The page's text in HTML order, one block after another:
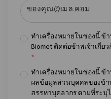
ทำเครื่องหมายในช่องนี้ ข้
Biomet ติดต่อข้าพเจ้าเกี่ย
*
ทำเครื่องหมายในช่องนี้ ข้
ผลข้อมูลส่วนบุคคลของข้า
สรรหาบุคลากร ตามที่ระบุ